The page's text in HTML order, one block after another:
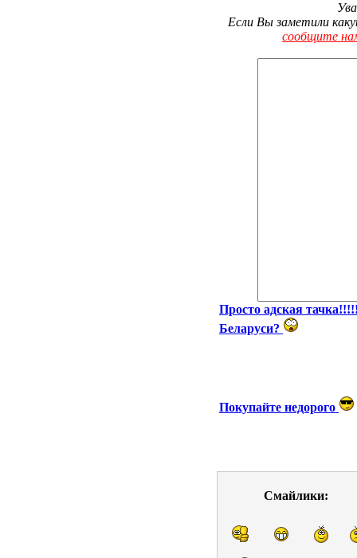
Если Вы заметили
сообщите
Просто адская
Беларуси?
Покупайте недорого
Смайлики: